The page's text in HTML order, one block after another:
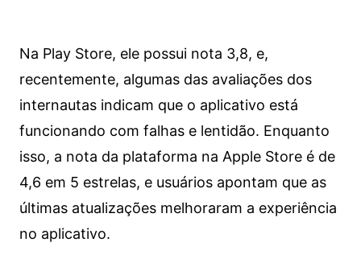
Na Play Store, ele possui nota 3,8, e,
recentemente, algumas das avaliações dos
internautas indicam que o aplicativo está
funcionando com falhas e lentidão. Enquanto
isso, a nota da plataforma na Apple Store é de
4,6 em 5 estrelas, e usuários apontam que as
últimas atualizações melhoraram a experiência
no aplicativo.